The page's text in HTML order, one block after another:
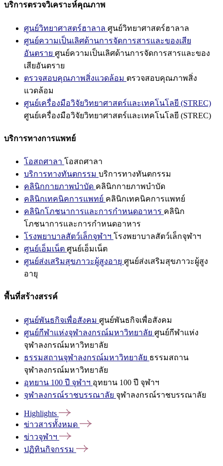
บริการตรวจวิเคราะห์คุณภาพ
ศูนย์วิทยาศาสตร์ฮาลาล ศูนย์วิทยาศาสตร์ฮาลาล
ศูนย์ความเป็นเลิศด้านการจัดการสารและของเสีย
อันตราย ศูนย์ความเป็นเลิศด้านการจัดการสารและของ
เสียอันตราย
ตรวจสอบคุณภาพสิ่งแวดล้อม ตรวจสอบคุณภาพสิ่ง
แวดล้อม
ศูนย์เครื่องมือวิจัยวิทยาศาสตร์และเทคโนโลยี (STREC)
ศูนย์เครื่องมือวิจัยวิทยาศาสตร์และเทคโนโลยี (STREC)
บริการทางการแพทย์
โอสถศาลา โอสถศาลา
บริการทางทันตกรรม บริการทางทันตกรรม
คลินิกกายภาพบำบัด คลินิกกายภาพบำบัด
คลินิกเทคนิคการแพทย์ คลินิกเทคนิคการแพทย์
คลินิกโภชนาการและการกำหนดอาหาร คลินิก
โภชนาการและการกำหนดอาหาร
โรงพยาบาลสัตว์เล็กจุฬาฯ โรงพยาบาลสัตว์เล็กจุฬาฯ
ศูนย์เอ็มเน็ต ศูนย์เอ็มเน็ต
ศูนย์ส่งเสริมสุขภาวะผู้สูงอายุ ศูนย์ส่งเสริมสุขภาวะผู้สูง
อายุ
พื้นที่สร้างสรรค์
ศูนย์พันธกิจเพื่อสังคม ศูนย์พันธกิจเพื่อสังคม
ศูนย์กีฬาแห่งจุฬาลงกรณ์มหาวิทยาลัย ศูนย์กีฬาแห่ง
จุฬาลงกรณ์มหาวิทยาลัย
ธรรมสถานจุฬาลงกรณ์มหาวิทยาลัย ธรรมสถาน
จุฬาลงกรณ์มหาวิทยาลัย
อุทยาน 100 ปี จุฬาฯ อุทยาน 100 ปี จุฬาฯ
จุฬาลงกรณ์ราชบรรณาลัย จุฬาลงกรณ์ราชบรรณาลัย
Highlights
ข่าวสารทั้งหมด
ข่าวจุฬาฯ
ปฏิทินกิจกรรม